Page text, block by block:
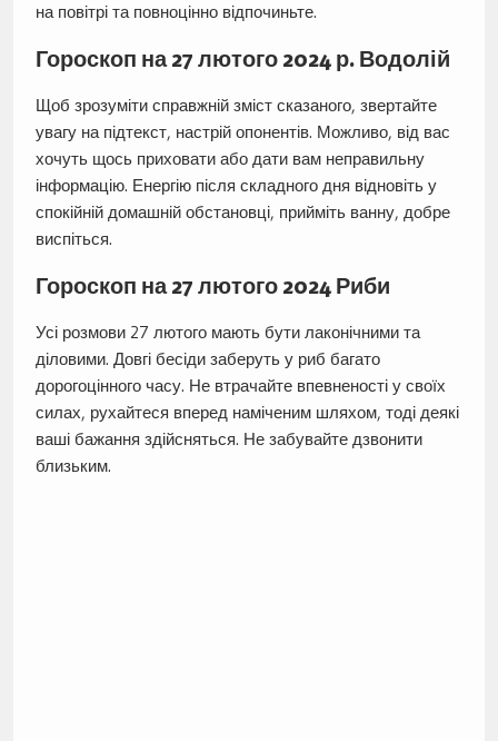
на повітрі та повноцінно відпочиньте.
Гороскоп на 27 лютого 2024 р. Водолій
Щоб зрозуміти справжній зміст сказаного, звертайте
увагу на підтекст, настрій опонентів. Можливо, від вас
хочуть щось приховати або дати вам неправильну
інформацію. Енергію після складного дня відновіть у
спокійній домашній обстановці, прийміть ванну, добре
виспіться.
Гороскоп на 27 лютого 2024 Риби
Усі розмови 27 лютого мають бути лаконічними та
діловими. Довгі бесіди заберуть у риб багато
дорогоцінного часу. Не втрачайте впевненості у своїх
силах, рухайтеся вперед наміченим шляхом, тоді деякі
ваші бажання здійсняться. Не забувайте дзвонити
близьким.